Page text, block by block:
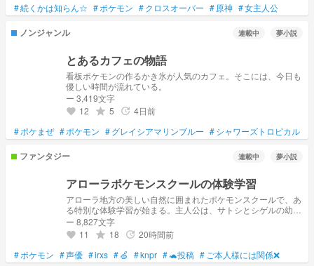
#続くかは知らん☆ #ポケモン #クロスオーバー #原神 #女主人公
ノンジャンル 連載中 夢小説
とあるカフェの物語
看板ポケモンの作るかき氷が人気のカフェ。そこには、今日も
優しい時間が流れている。
ー 3,419文字
favorite 12 grade 5 update 4日前
#ポケまぜ #ポケモン #グレイシアマリンブルー #シャワーズトロピカル
ファンタジー 連載中 夢小説
アローラポケモンスクールの体験学習
アローラ地方の美しい自然に囲まれたポケモンスクールで、あ
る特別な体験学習が始まる。主人公は、サトシとシゲルの幼馴
染みのポケモントレーナーの少女。彼女は、仲間たちと共に
様々なポケモンとふれあいながら、友情と競争の中で成長して
いく。そんななか始まった体験学習の舞台は本島。気になる体
験学習の内容とは、一体何なのか…
ー 8,827文字
favorite 11 grade 18 update 20時間前
#ポケモン #声優 #irxs #🍏 #knpr #🐢投稿 # ご本人様には関係❌